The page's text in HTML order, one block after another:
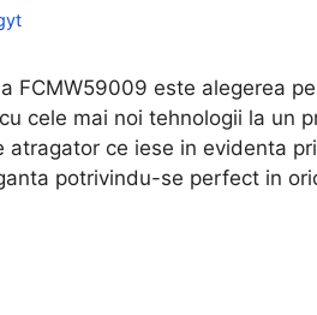
este alegerea
cele mai noi tehnologii la un
ce iese in evidenta
potrivindu-se perfect in